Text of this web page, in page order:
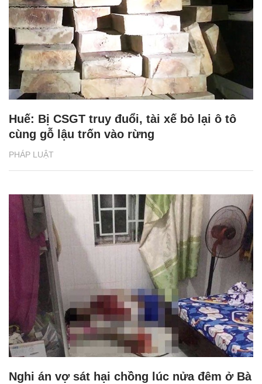
PHÁP LUẬT
Huế: Bị CSGT truy đuổi, tài xế bỏ lại ô tô
cùng gỗ lậu trốn vào rừng
Nghi án vợ sát hại chồng lúc nửa đêm ở Bà